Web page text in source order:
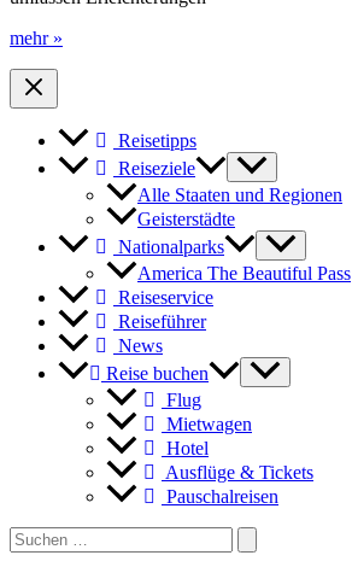
News
den
Florida
mehr »
Reisetipps
Reiseziele
Alle Staaten und Regionen
Geisterstädte
Nationalparks
America The Beautiful Pass
Reiseservice
Reiseführer
News
Reise buchen
Flug
Mietwagen
Hotel
Ausflüge & Tickets
Pauschalreisen
Search
for: